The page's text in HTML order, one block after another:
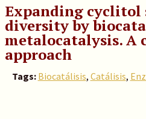
Expanding
diversity by
metalocatalysis. A
approach
Tags: Biocatálisis, Catálisis,